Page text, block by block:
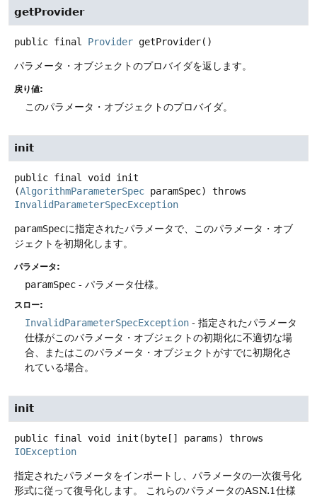
getProvider
public final Provider getProvider()
パラメータ・オブジェクトのプロバイダを返します。
戻り値:
このパラメータ・オブジェクトのプロバイダ。
init
public final void
init
(AlgorithmParameterSpec paramSpec)
throws
InvalidParameterSpecException
paramSpecに指定されたパラメータで、このパラメータ・オブ
ジェクトを初期化します。
パラメータ:
paramSpec - パラメータ仕様。
スロー:
InvalidParameterSpecException - 指定されたパラメータ
仕様がこのパラメータ・オブジェクトの初期化に不適切な場
合、またはこのパラメータ・オブジェクトがすでに初期化さ
れている場合。
init
public final void init (byte[] params)
throws
IOException
指定されたパラメータをインポートし、パラメータの一次復号化
形式に従って復号化します。
これらのパラメータのASN.1仕様